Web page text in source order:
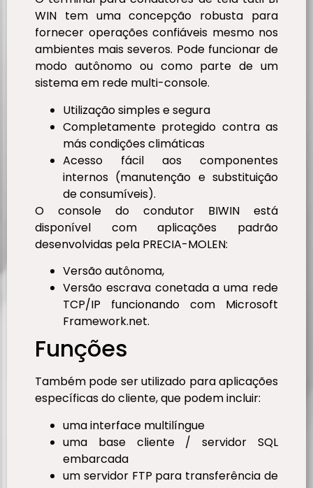
WIN tem uma concepção robusta para
fornecer operações confiáveis mesmo nos
ambientes mais severos. Pode funcionar de
modo autônomo ou como parte de um
sistema em rede multi-console.
Utilização simples e segura
Completamente protegido contra as
más condições climáticas
Acesso fácil aos componentes
internos (manutenção e substituição
de consumíveis).
O console do condutor BIWIN está
disponível com aplicações padrão
desenvolvidas pela PRECIA-MOLEN:
Versão autônoma,
Versão escrava conetada a uma rede
TCP/IP funcionando com Microsoft
Framework.net.
Funções
Também pode ser utilizado para aplicações
específicas do cliente, que podem incluir:
uma interface multilíngue
uma base cliente / servidor SQL
embarcada
um servidor FTP para transferência de